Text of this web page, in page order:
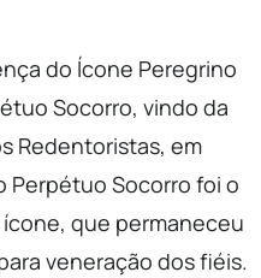
do Ícone Peregrino
Socorro, vindo da
Redentoristas, em
Perpétuo Socorro foi o
que permaneceu
veneração dos fiéis.